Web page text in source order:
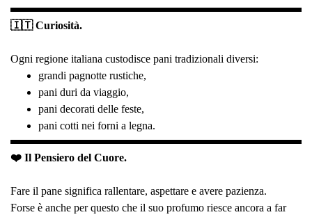
🇮🇹 Curiosità.
Ogni regione italiana custodisce pani tradizionali diversi:
grandi pagnotte rustiche,
pani duri da viaggio,
pani decorati delle feste,
pani cotti nei forni a legna.
❤️ Il Pensiero del Cuore.
Fare il pane significa rallentare, aspettare e avere pazienza.
Forse è anche per questo che il suo profumo riesce ancora a far